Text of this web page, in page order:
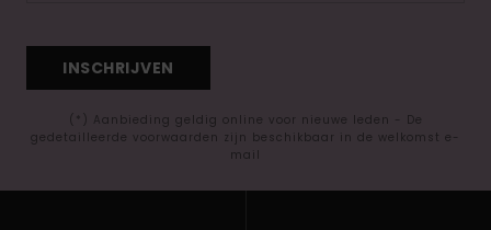
INSCHRIJVEN
(*) Aanbieding geldig online voor nieuwe leden - De
gedetailleerde voorwaarden zijn beschikbaar in de welkomst e-
mail